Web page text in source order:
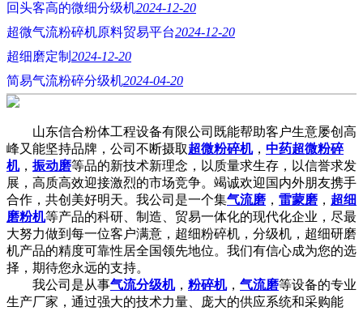
回头客高的微细分级机2024-12-20
超微气流粉碎机原料贸易平台2024-12-20
超细磨定制 2024-12-20
简易气流粉碎分级机2024-04-20
山东信合粉体工程设备有限公司既能帮助客户生意屡创高
峰又能坚持品牌，公司不断摄取超微粉碎机， 中药超微粉碎
机， 振动磨等品的新技术新理念，以质量求生存，以信誉求发
展，高质高效迎接激烈的市场竞争。竭诚欢迎国内外朋友携手
合作，共创美好明天。我公司是一个集气流磨 ， 雷蒙磨 ， 超细
磨粉机等产品的科研、制造、贸易一体化的现代化企业，尽最
大努力做到每一位客户满意，超细粉碎机，分级机，超细研磨
机产品的精度可靠性居全国领先地位。我们有信心成为您的选
择，期待您永远的支持。
我公司是从事气流分级机， 粉碎机， 气流磨等设备的专业
生产厂家，通过强大的技术力量、庞大的供应系统和采购能